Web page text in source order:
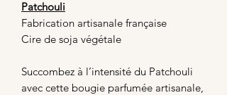
Patchouli
Fabrication artisanale française
Cire de soja végétale
Succombez à l’intensité du Patchouli
avec cette bougie parfumée artisanale,